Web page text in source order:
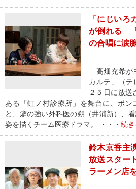
「にじいろ
が倒れる
の合唱に涙
高畑充希が
カルテ」（テ
２５日に放
ある「虹ノ村診療所」を舞台に、ポン
と、癖の強い外科医の朔（井浦新）、
姿を描くチーム医療ドラマ。 ・・・ 続
鈴木京香主
放送スター
ラーメン店